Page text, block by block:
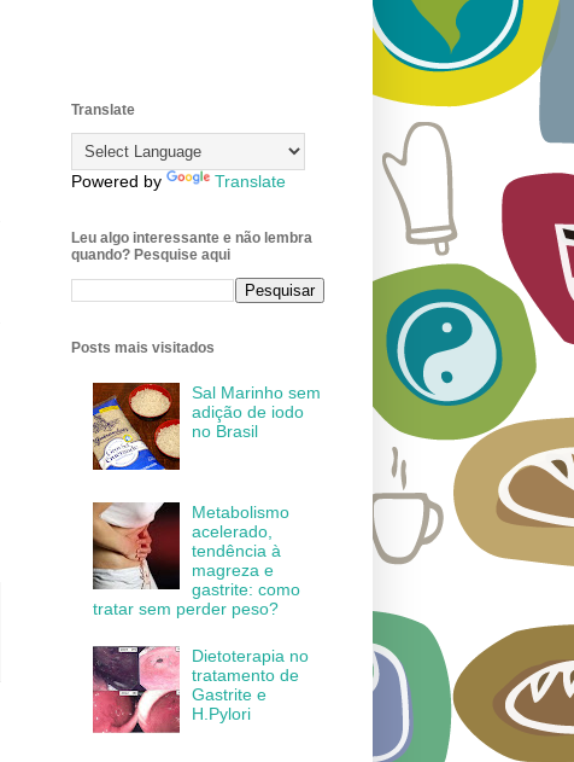
Translate
Powered by Translate
Leu algo interessante e não lembra
quando? Pesquise aqui
Posts mais visitados
Sal Marinho sem
adição de iodo
no Brasil
Metabolismo
acelerado,
tendência à
magreza e
gastrite: como
tratar sem perder peso?
Dietoterapia no
tratamento de
Gastrite e
H.Pylori